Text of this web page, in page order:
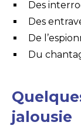
Des
Des
De
Du
jalousie